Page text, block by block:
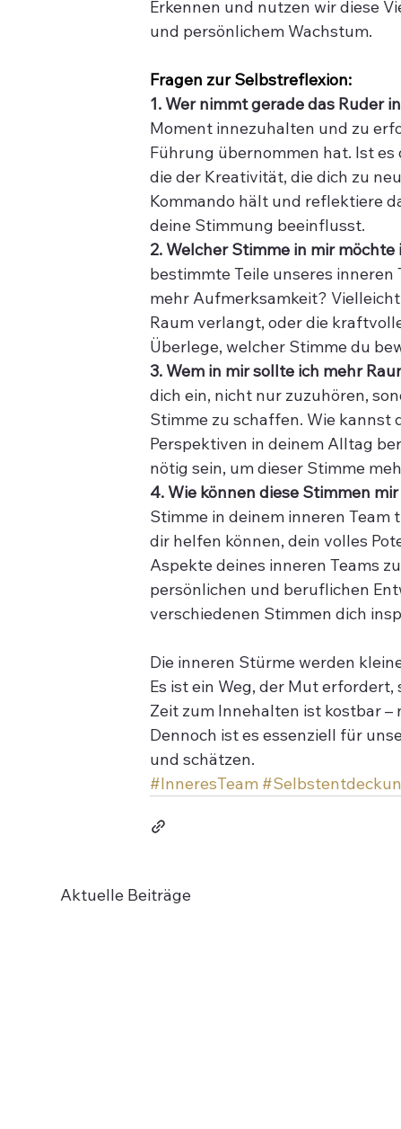
Erkennen und nutzen wir diese
und persönlichem Wachstum.
Fragen zur Selbstreflexion:
1. Wer nimmt gerade das Ruder
Moment innezuhalten und zu
Führung übernommen hat. Ist
die der Kreativität, die dich zu
Kommando hält und reflektiere
deine Stimmung beeinflusst.
2. Welcher Stimme in mir
bestimmte Teile unseres
mehr Aufmerksamkeit?
Raum verlangt, oder die
Überlege, welcher Stimme du
3. Wem in mir sollte ich mehr
dich ein, nicht nur zuzuhören,
Stimme zu schaffen. Wie kannst
Perspektiven in deinem Alltag
nötig sein, um dieser Stimme
4. Wie können diese Stimmen
Stimme in deinem inneren
dir helfen können, dein volles
Aspekte deines inneren Teams
persönlichen und beruflichen
verschiedenen Stimmen dich
Die inneren Stürme werden
Es ist ein Weg, der Mut
Zeit zum Innehalten ist kostbar
Dennoch ist es essenziell für
und schätzen.
#InneresTeam
Aktuelle Beiträge